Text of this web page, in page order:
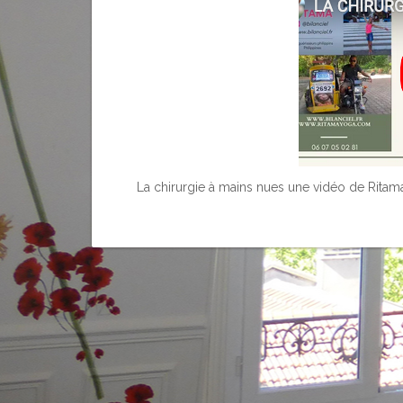
La chirurgie à mains nues une vidéo de